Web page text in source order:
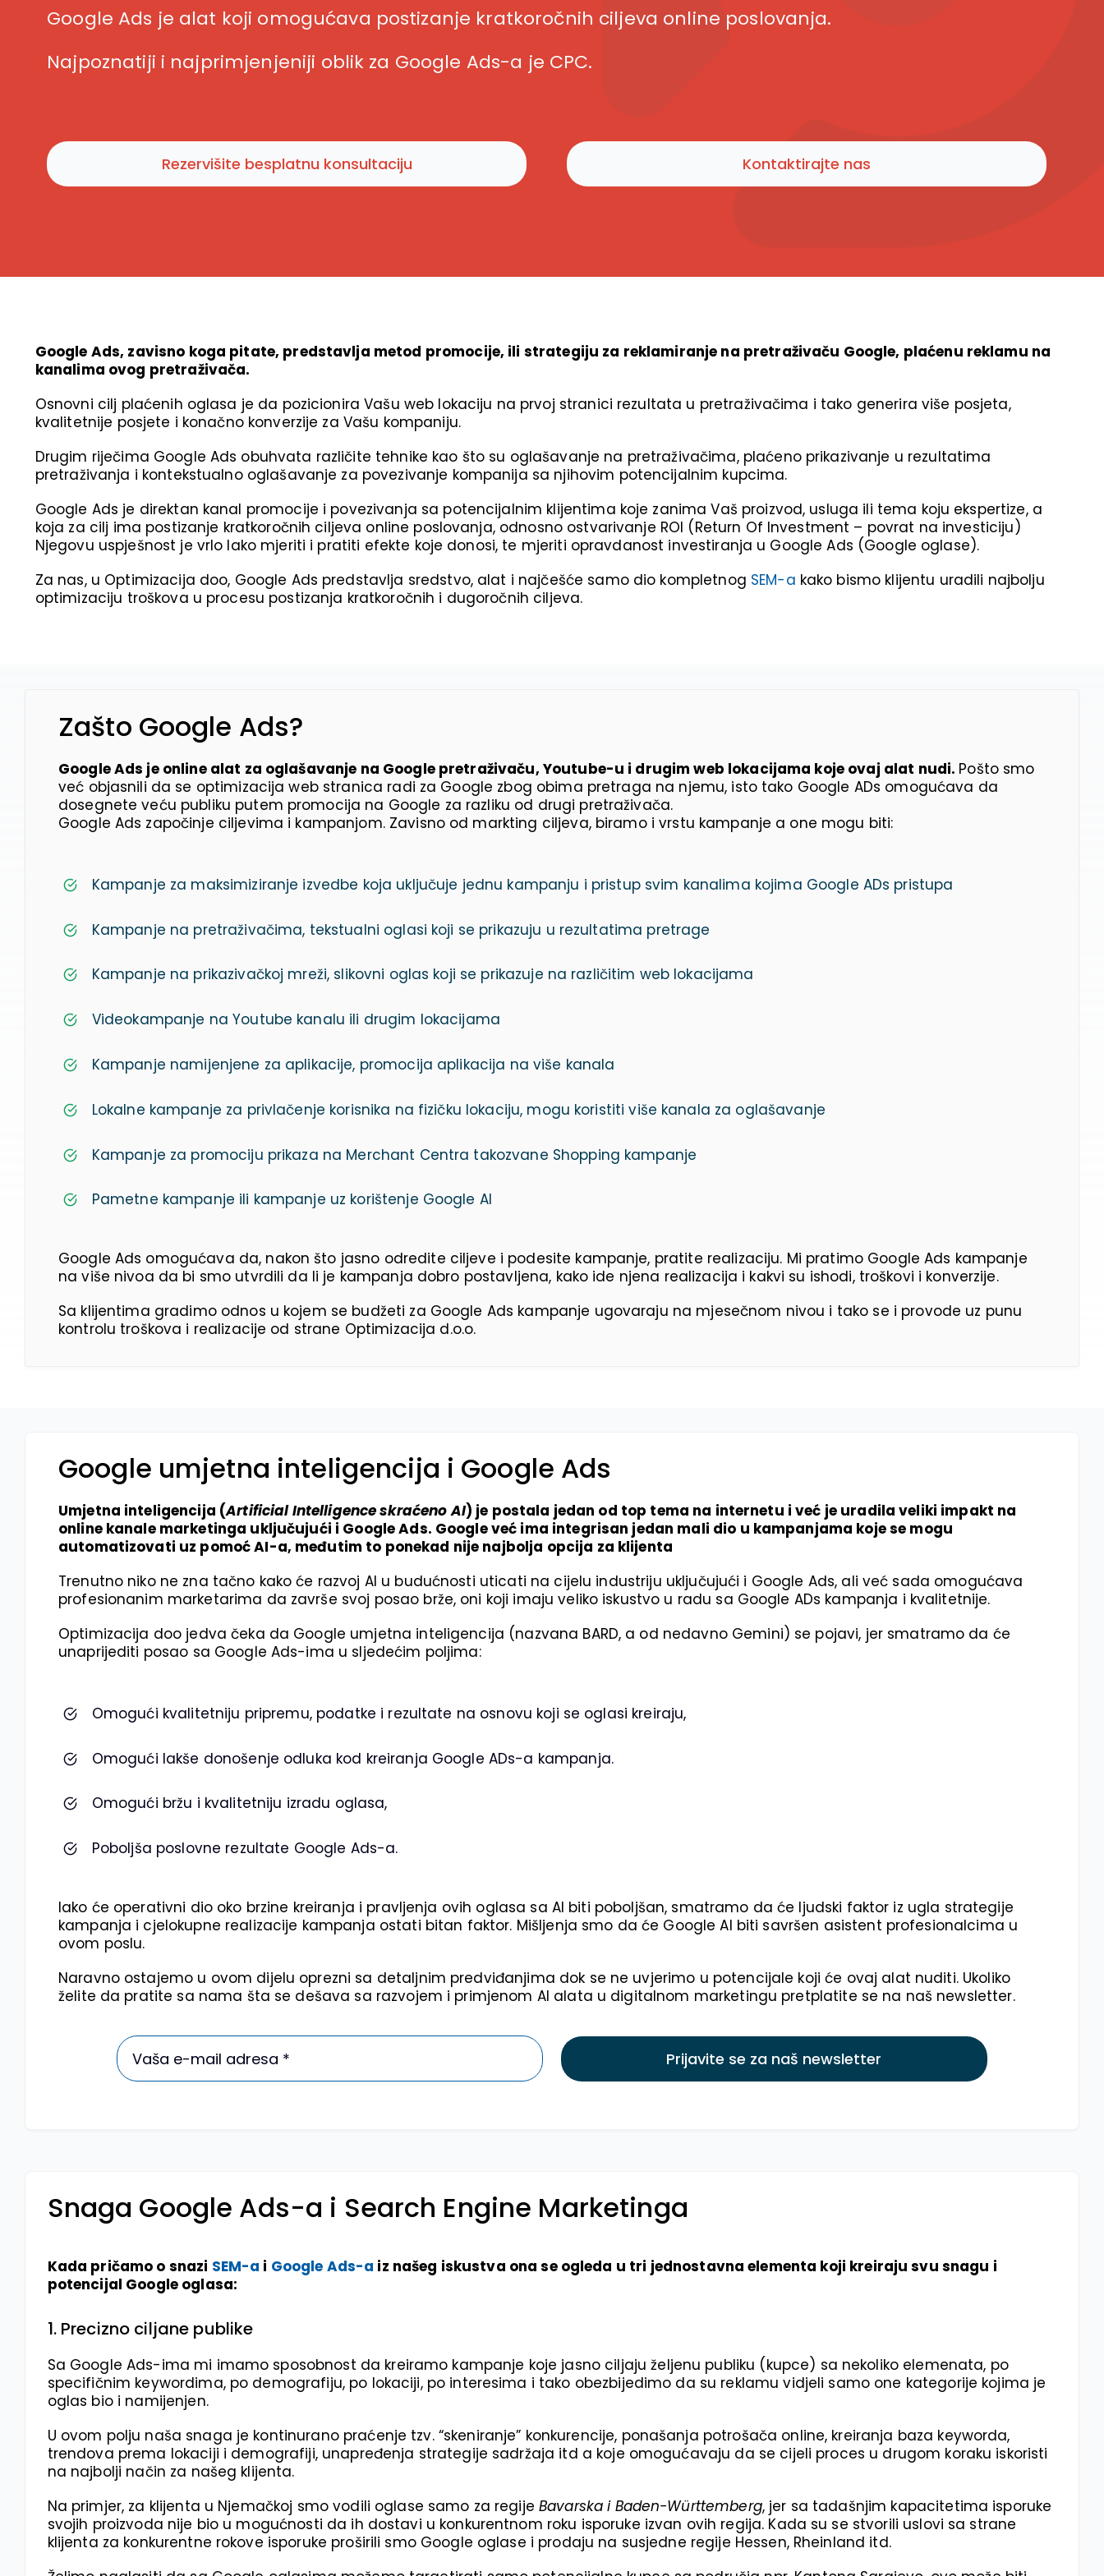
Google Ads je alat koji omogućava postizanje kratkoročnih ciljeva online poslovanja.
Najpoznatiji i najprimjenjeniji oblik za Google Ads-a je CPC.
Rezervišite besplatnu konsultaciju Kontaktirajte nas
Google Ads, zavisno koga pitate, predstavlja metod promocije, ili strategiju za reklamiranje na pretraživaču Google, plaćenu reklamu na
kanalima ovog pretraživača.
Osnovni cilj plaćenih oglasa je da pozicionira Vašu web lokaciju na prvoj stranici rezultata u pretraživačima i tako generira više posjeta,
kvalitetnije posjete i konačno konverzije za Vašu kompaniju.
Drugim riječima Google Ads obuhvata različite tehnike kao što su oglašavanje na pretraživačima, plaćeno prikazivanje u rezultatima
pretraživanja i kontekstualno oglašavanje za povezivanje kompanija sa njihovim potencijalnim kupcima.
Google Ads je direktan kanal promocije i povezivanja sa potencijalnim klijentima koje zanima Vaš proizvod, usluga ili tema koju ekspertize, a
koja za cilj ima postizanje kratkoročnih ciljeva online poslovanja, odnosno ostvarivanje ROI (Return Of Investment – povrat na investiciju)
Njegovu uspješnost je vrlo lako mjeriti i pratiti efekte koje donosi, te mjeriti opravdanost investiranja u Google Ads (Google oglase).
Za nas, u Optimizacija doo, Google Ads predstavlja sredstvo, alat i najčešće samo dio kompletnog SEM-a kako bismo klijentu uradili najbolju
optimizaciju troškova u procesu postizanja kratkoročnih i dugoročnih ciljeva.
Zašto Google Ads?
Google Ads je online alat za oglašavanje na Google pretraživaču, Youtube-u i drugim web lokacijama koje ovaj alat nudi. Pošto smo
već objasnili da se optimizacija web stranica radi za Google zbog obima pretraga na njemu, isto tako Google ADs omogućava da
dosegnete veću publiku putem promocija na Google za razliku od drugi pretraživača.
Google Ads započinje ciljevima i kampanjom. Zavisno od markting ciljeva, biramo i vrstu kampanje a one mogu biti:
Kampanje za maksimiziranje izvedbe koja uključuje jednu kampanju i pristup svim kanalima kojima Google ADs pristupa
Kampanje na pretraživačima, tekstualni oglasi koji se prikazuju u rezultatima pretrage
Kampanje na prikazivačkoj mreži, slikovni oglas koji se prikazuje na različitim web lokacijama
Videokampanje na Youtube kanalu ili drugim lokacijama
Kampanje namijenjene za aplikacije, promocija aplikacija na više kanala
Lokalne kampanje za privlačenje korisnika na fizičku lokaciju, mogu koristiti više kanala za oglašavanje
Kampanje za promociju prikaza na Merchant Centra takozvane Shopping kampanje
Pametne kampanje ili kampanje uz korištenje Google AI
Google Ads omogućava da, nakon što jasno odredite ciljeve i podesite kampanje, pratite realizaciju. Mi pratimo Google Ads kampanje
na više nivoa da bi smo utvrdili da li je kampanja dobro postavljena, kako ide njena realizacija i kakvi su ishodi, troškovi i konverzije.
Sa klijentima gradimo odnos u kojem se budžeti za Google Ads kampanje ugovaraju na mjesečnom nivou i tako se i provode uz punu
kontrolu troškova i realizacije od strane Optimizacija d.o.o.
Google umjetna inteligencija i Google Ads
Umjetna inteligencija (Artificial Intelligence skraćeno AI) je postala jedan od top tema na internetu i već je uradila veliki impakt na
online kanale marketinga uključujući i Google Ads. Google već ima integrisan jedan mali dio u kampanjama koje se mogu
automatizovati uz pomoć AI-a, međutim to ponekad nije najbolja opcija za klijenta
Trenutno niko ne zna tačno kako će razvoj AI u budućnosti uticati na cijelu industriju uključujući i Google Ads, ali već sada omogućava
profesionanim marketarima da završe svoj posao brže, oni koji imaju veliko iskustvo u radu sa Google ADs kampanja i kvalitetnije.
Optimizacija doo jedva čeka da Google umjetna inteligencija (nazvana BARD, a od nedavno Gemini) se pojavi, jer smatramo da će
unaprijediti posao sa Google Ads-ima u sljedećim poljima:
Omogući kvalitetniju pripremu, podatke i rezultate na osnovu koji se oglasi kreiraju,
Omogući lakše donošenje odluka kod kreiranja Google ADs-a kampanja.
Omogući bržu i kvalitetniju izradu oglasa,
Poboljša poslovne rezultate Google Ads-a.
Iako će operativni dio oko brzine kreiranja i pravljenja ovih oglasa sa AI biti poboljšan, smatramo da će ljudski faktor iz ugla strategije
kampanja i cjelokupne realizacije kampanja ostati bitan faktor. Mišljenja smo da će Google AI biti savršen asistent profesionalcima u
ovom poslu.
Naravno ostajemo u ovom dijelu oprezni sa detaljnim predviđanjima dok se ne uvjerimo u potencijale koji će ovaj alat nuditi. Ukoliko
želite da pratite sa nama šta se dešava sa razvojem i primjenom AI alata u digitalnom marketingu pretplatite se na naš newsletter.
Prijavite se za naš newsletter
Snaga Google Ads-a i Search Engine Marketinga
Kada pričamo o snazi SEM-a i Google Ads-a iz našeg iskustva ona se ogleda u tri jednostavna elementa koji kreiraju svu snagu i
potencijal Google oglasa:
1. Precizno ciljane publike
Sa Google Ads-ima mi imamo sposobnost da kreiramo kampanje koje jasno ciljaju željenu publiku (kupce) sa nekoliko elemenata, po
specifičnim keywordima, po demografiju, po lokaciji, po interesima i tako obezbijedimo da su reklamu vidjeli samo one kategorije kojima je
oglas bio i namijenjen.
U ovom polju naša snaga je kontinurano praćenje tzv. “skeniranje” konkurencije, ponašanja potrošača online, kreiranja baza keyworda,
trendova prema lokaciji i demografiji, unapređenja strategije sadržaja itd a koje omogućavaju da se cijeli proces u drugom koraku iskoristi
na najbolji način za našeg klijenta.
Na primjer, za klijenta u Njemačkoj smo vodili oglase samo za regijeBavarska i Baden-Württemberg, jer sa tadašnjim kapacitetima isporuke
svojih proizvoda nije bio u mogućnosti da ih dostavi u konkurentnom roku isporuke izvan ovih regija. Kada su se stvorili uslovi sa strane
klijenta za konkurentne rokove isporuke proširili smo Google oglase i prodaju na susjedne regije Hessen, Rheinland itd.